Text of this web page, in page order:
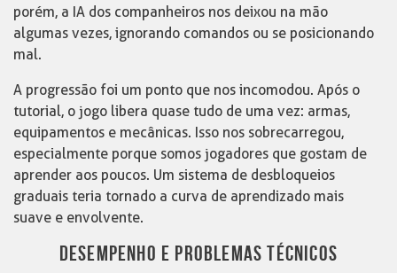
porém, a IA dos companheiros nos deixou na mão
algumas vezes, ignorando comandos ou se posicionando
mal.
A progressão foi um ponto que nos incomodou. Após o
tutorial, o jogo libera quase tudo de uma vez: armas,
equipamentos e mecânicas. Isso nos sobrecarregou,
especialmente porque somos jogadores que gostam de
aprender aos poucos. Um sistema de desbloqueios
graduais teria tornado a curva de aprendizado mais
suave e envolvente.
DESEMPENHO E PROBLEMAS TÉCNICOS